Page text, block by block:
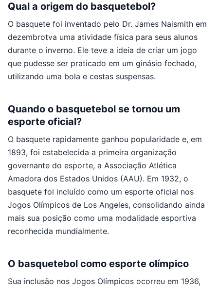
Qual a origem do basquetebol?
O basquete foi inventado pelo Dr. James Naismith em
dezembrotva uma atividade física para seus alunos
durante o inverno. Ele teve a ideia de criar um jogo
que pudesse ser praticado em um ginásio fechado,
utilizando uma bola e cestas suspensas.
Quando o basquetebol se tornou um
esporte oficial?
O basquete rapidamente ganhou popularidade e, em
1893, foi estabelecida a primeira organização
governante do esporte, a Associação Atlética
Amadora dos Estados Unidos (AAU). Em 1932, o
basquete foi incluído como um esporte oficial nos
Jogos Olímpicos de Los Angeles, consolidando ainda
mais sua posição como uma modalidade esportiva
reconhecida mundialmente.
O basquetebol como esporte olímpico
Sua inclusão nos Jogos Olímpicos ocorreu em 1936,